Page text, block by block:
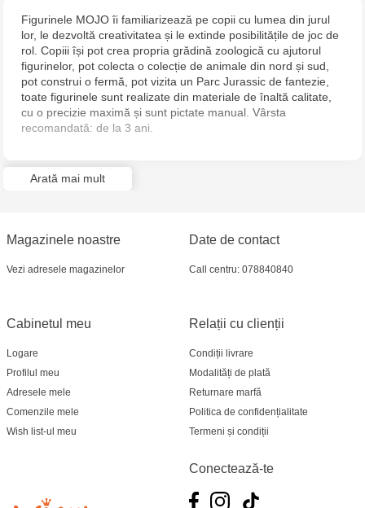
Jucarenia Buiucani Alfa
Jucărenia Bălți - str. Alexandru Cel Bun, 5
Jucărenia Cahul - str. Ștefan cel Mare, 29А
Figurinele MOJO îi familiarizează pe copii cu lumea din jurul
lor, le dezvoltă creativitatea și le extinde posibilitățile de joc de
rol. Copiii își pot crea propria grădină zoologică cu ajutorul
figurinelor, pot colecta o colecție de animale din nord și sud,
pot construi o fermă, pot vizita un Parc Jurassic de fantezie,
toate figurinele sunt realizate din materiale de înaltă calitate,
cu o precizie maximă și sunt pictate manual. Vârsta
recomandată: de la 3 ani.
Arată mai mult
Magazinele noastre
Vezi adresele magazinelor
Relații cu clienții
Condiții livrare
Modalități de plată
Returnare marfă
Politica de confidențialitate
Termeni și condiții
Cabinetul meu
Logare
Profilul meu
Adresele mele
Comenzile mele
Wish list-ul meu
Date de contact
Call centru: 078840840
Conectează-te